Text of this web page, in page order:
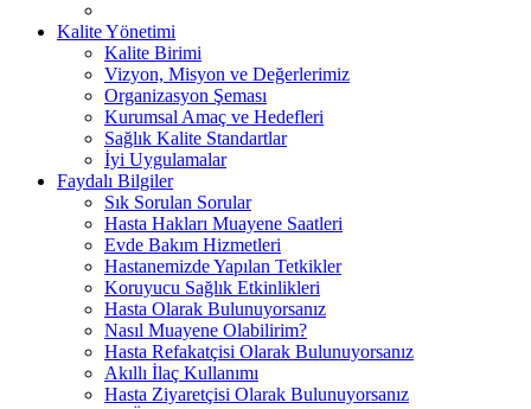
Kalite Yönetimi
Kalite Birimi
Vizyon, Misyon ve Değerlerimiz
Organizasyon Şeması
Kurumsal Amaç ve Hedefleri
Sağlık Kalite Standartlar
İyi Uygulamalar
Faydalı Bilgiler
Sık Sorulan Sorular
Hasta Hakları Muayene Saatleri
Evde Bakım Hizmetleri
Hastanemizde Yapılan Tetkikler
Koruyucu Sağlık Etkinlikleri
Hasta Olarak Bulunuyorsanız
Nasıl Muayene Olabilirim?
Hasta Refakatçisi Olarak Bulunuyorsanız
Akıllı İlaç Kullanımı
Hasta Ziyaretçisi Olarak Bulunuyorsanız